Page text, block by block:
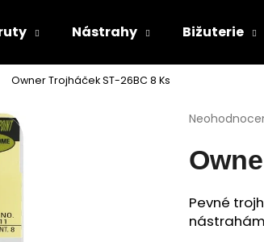
Nástrahy Bižuterie
Owner Trojháček ST-26BC 8 Ks
Průměrné
produktu
je
z
5
hvězdiček.
Pevné
Co potřebujete najít?